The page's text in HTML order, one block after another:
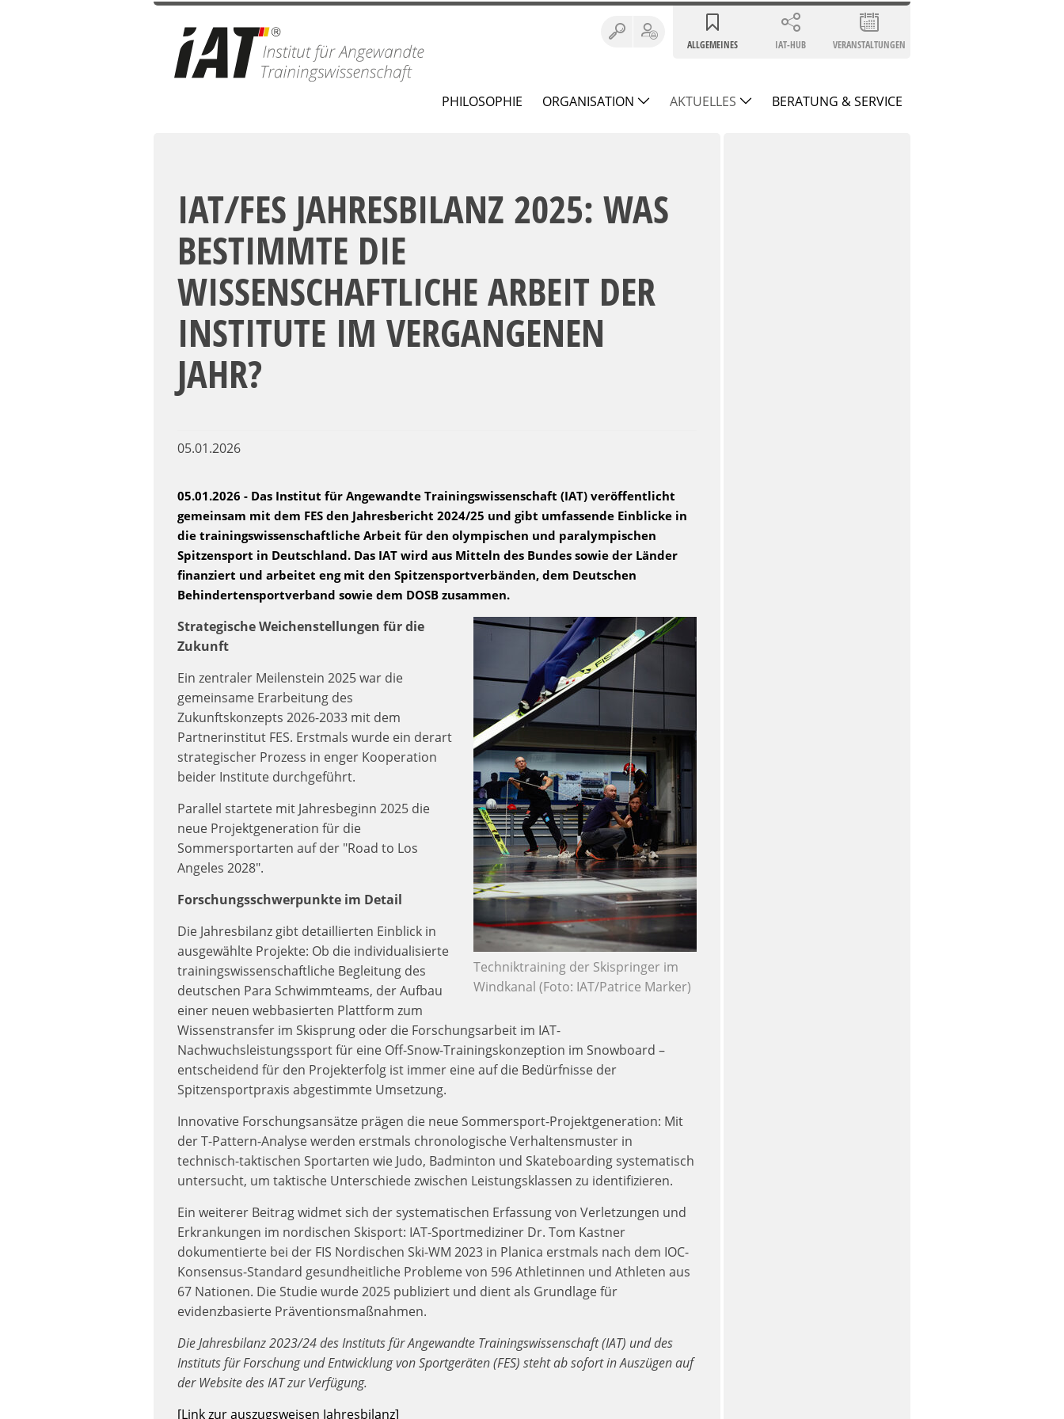
ALLGEMEINES IAT-HUB VERANSTALTUNGEN
PHILOSOPHIE ORGANISATION AKTUELLES BERATUNG & SERVICE
IAT/FES JAHRESBILANZ 2025: WAS
BESTIMMTE DIE
WISSENSCHAFTLICHE ARBEIT DER
INSTITUTE IM VERGANGENEN
JAHR?
05.01.2026
05.01.2026 - Das Institut für Angewandte Trainingswissenschaft (IAT) veröffentlicht
gemeinsam mit dem FES den Jahresbericht 2024/25 und gibt umfassende Einblicke in
die trainingswissenschaftliche Arbeit für den olympischen und paralympischen
Spitzensport in Deutschland. Das IAT wird aus Mitteln des Bundes sowie der Länder
finanziert und arbeitet eng mit den Spitzensportverbänden, dem Deutschen
Behindertensportverband sowie dem DOSB zusammen.
Techniktraining der Skispringer im
Windkanal (Foto: IAT/Patrice Marker)
Strategische Weichenstellungen für die
Zukunft
Ein zentraler Meilenstein 2025 war die
gemeinsame Erarbeitung des
Zukunftskonzepts 2026-2033 mit dem
Partnerinstitut FES. Erstmals wurde ein derart
strategischer Prozess in enger Kooperation
beider Institute durchgeführt.
Parallel startete mit Jahresbeginn 2025 die
neue Projektgeneration für die
Sommersportarten auf der "Road to Los
Angeles 2028".
Forschungsschwerpunkte im Detail
Die Jahresbilanz gibt detaillierten Einblick in
ausgewählte Projekte: Ob die individualisierte
trainingswissenschaftliche Begleitung des
deutschen Para Schwimmteams, der Aufbau
einer neuen webbasierten Plattform zum
Wissenstransfer im Skisprung oder die Forschungsarbeit im IAT-
Nachwuchsleistungssport für eine Off-Snow-Trainingskonzeption im Snowboard –
entscheidend für den Projekterfolg ist immer eine auf die Bedürfnisse der
Spitzensportpraxis abgestimmte Umsetzung.
Innovative Forschungsansätze prägen die neue Sommersport-Projektgeneration: Mit
der T-Pattern-Analyse werden erstmals chronologische Verhaltensmuster in
technisch-taktischen Sportarten wie Judo, Badminton und Skateboarding systematisch
untersucht, um taktische Unterschiede zwischen Leistungsklassen zu identifizieren.
Ein weiterer Beitrag widmet sich der systematischen Erfassung von Verletzungen und
Erkrankungen im nordischen Skisport: IAT-Sportmediziner Dr. Tom Kastner
dokumentierte bei der FIS Nordischen Ski-WM 2023 in Planica erstmals nach dem IOC-
Konsensus-Standard gesundheitliche Probleme von 596 Athletinnen und Athleten aus
67 Nationen. Die Studie wurde 2025 publiziert und dient als Grundlage für
evidenzbasierte Präventionsmaßnahmen.
Die Jahresbilanz 2023/24 des Instituts für Angewandte Trainingswissenschaft (IAT) und des
Instituts für Forschung und Entwicklung von Sportgeräten (FES) steht ab sofort in Auszügen auf
der Website des IAT zur Verfügung.
[Link zur auszugsweisen Jahresbilanz]